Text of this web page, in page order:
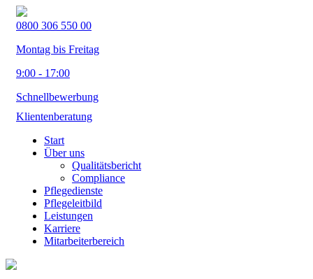
0800 306 550 00
Montag bis Freitag
9:00 - 17:00
Schnellbewerbung
Klientenberatung
Start
Über uns
Qualitätsbericht
Compliance
Pflegedienste
Pflegeleitbild
Leistungen
Karriere
Mitarbeiterbereich